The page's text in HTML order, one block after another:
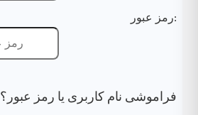
رمز عبور:
فراموشی نام کاربری یا رمز عبور؟